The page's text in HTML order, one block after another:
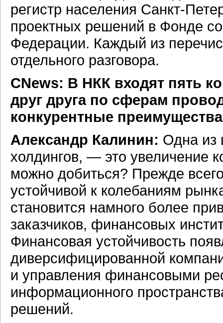
регистр населения Санкт-
проектных решений в Фонде
Федерации. Каждый из
отдельного разговора.
CNews: В НКК входят пять
друг друга по сферам
конкурентные
Александр Калинин: Одна из
холдингов, — это увеличение
можно добиться? Прежде
устойчивой к колебаниям
становится намного более
заказчиков, финансовых
Финансовая устойчивость
диверсифицированной
и управления финансовыми
информационного
решений.